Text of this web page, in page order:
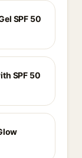
SPF 50
SPF 50